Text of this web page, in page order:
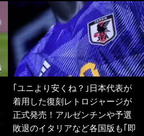
｢ユニより安くね？｣日本代表が
着用した復刻レトロジャージが
正式発売！アルゼンチンや予選
敗退のイタリアなど各国版も｢即